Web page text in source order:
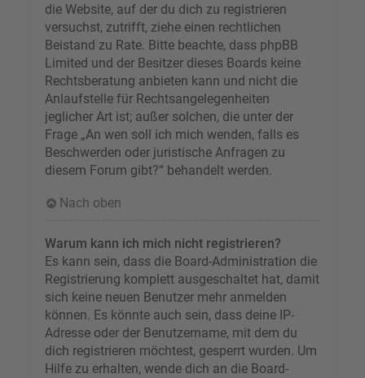
die Website, auf der du dich zu registrieren
versuchst, zutrifft, ziehe einen rechtlichen
Beistand zu Rate. Bitte beachte, dass phpBB
Limited und der Besitzer dieses Boards keine
Rechtsberatung anbieten kann und nicht die
Anlaufstelle für Rechtsangelegenheiten
jeglicher Art ist; außer solchen, die unter der
Frage „An wen soll ich mich wenden, falls es
Beschwerden oder juristische Anfragen zu
diesem Forum gibt?“ behandelt werden.
Nach oben
Warum kann ich mich nicht registrieren?
Es kann sein, dass die Board-Administration die
Registrierung komplett ausgeschaltet hat, damit
sich keine neuen Benutzer mehr anmelden
können. Es könnte auch sein, dass deine IP-
Adresse oder der Benutzername, mit dem du
dich registrieren möchtest, gesperrt wurden. Um
Hilfe zu erhalten, wende dich an die Board-